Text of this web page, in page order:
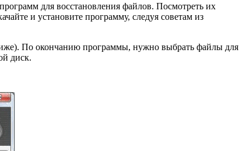
для восстановления файлов. Посмотреть их
и установите программу, следуя советам из
По окончанию программы, нужно выбрать файлы для
диск.